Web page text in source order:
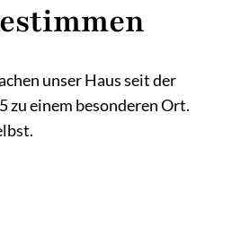
unser Haus seit der
zu einem besonderen Ort.